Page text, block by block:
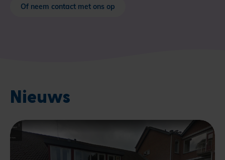
Of neem contact met ons op
Nieuws